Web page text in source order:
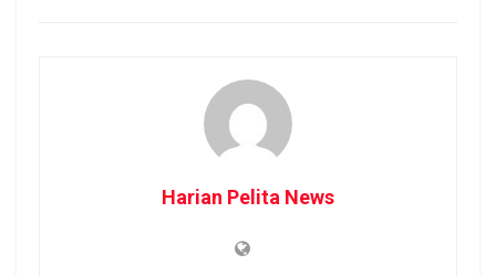
Harian Pelita News